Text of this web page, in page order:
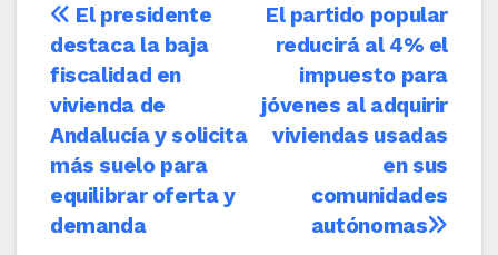
Navegación
de
entradas
El partido popular
reducirá al 4% el
impuesto para
jóvenes al adquirir
viviendas usadas
en sus
comunidades
autónomas
El presidente
destaca la baja
fiscalidad en
vivienda de
Andalucía y solicita
más suelo para
equilibrar oferta y
demanda